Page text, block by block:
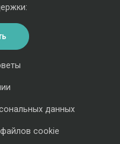
данных
cookie